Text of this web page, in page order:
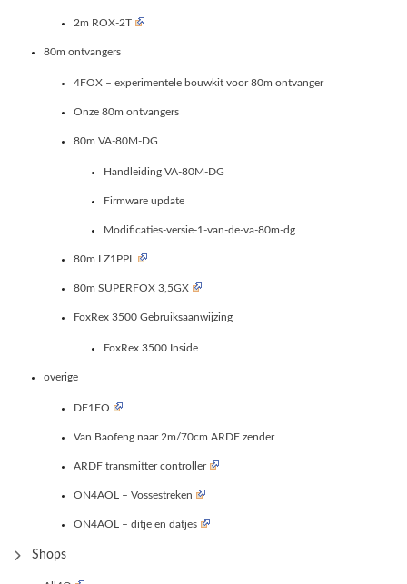
2m ROX-2T
80m ontvangers
4FOX – experimentele bouwkit voor 80m ontvanger
Onze 80m ontvangers
80m VA-80M-DG
Handleiding VA-80M-DG
Firmware update
Modificaties-versie-1-van-de-va-80m-dg
80m LZ1PPL
80m SUPERFOX 3,5GX
FoxRex 3500 Gebruiksaanwijzing
FoxRex 3500 Inside
overige
DF1FO
Van Baofeng naar 2m/70cm ARDF zender
ARDF transmitter controller
ON4AOL – Vossestreken
ON4AOL – ditje en datjes
Shops